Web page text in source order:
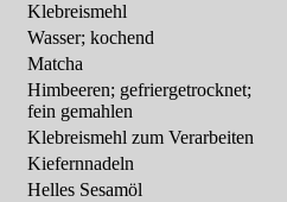
Klebreismehl
Wasser; kochend
Matcha
Himbeeren; gefriergetrocknet;
fein gemahlen
Klebreismehl zum Verarbeiten
Kiefernnadeln
Helles Sesamöl